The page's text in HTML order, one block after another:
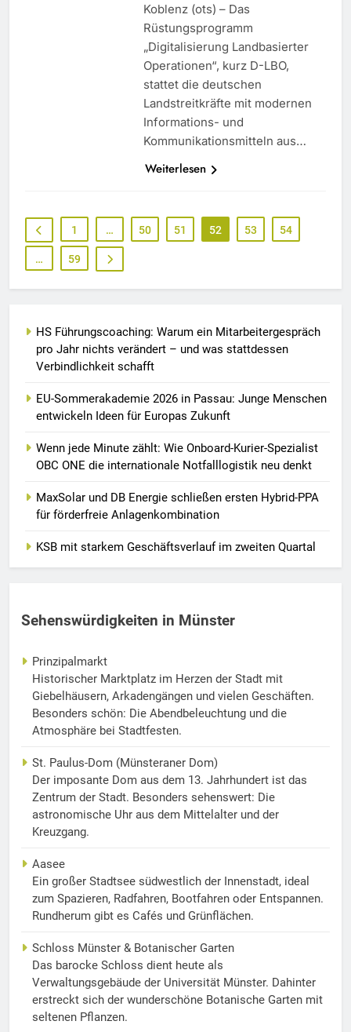
Koblenz (ots) – Das
Rüstungsprogramm
„Digitalisierung Landbasierter
Operationen“, kurz D-LBO,
stattet die deutschen
Landstreitkräfte mit modernen
Informations- und
Kommunikationsmitteln aus…
Weiterlesen
1 … 50 51 52 53 54
… 59
HS Führungscoaching: Warum ein Mitarbeitergespräch
pro Jahr nichts verändert – und was stattdessen
Verbindlichkeit schafft
EU-Sommerakademie 2026 in Passau: Junge Menschen
entwickeln Ideen für Europas Zukunft
Wenn jede Minute zählt: Wie Onboard-Kurier-Spezialist
OBC ONE die internationale Notfalllogistik neu denkt
MaxSolar und DB Energie schließen ersten Hybrid-PPA
für förderfreie Anlagenkombination
KSB mit starkem Geschäftsverlauf im zweiten Quartal
Sehenswürdigkeiten in Münster
Prinzipalmarkt
Historischer Marktplatz im Herzen der Stadt mit
Giebelhäusern, Arkadengängen und vielen Geschäften.
Besonders schön: Die Abendbeleuchtung und die
Atmosphäre bei Stadtfesten.
St. Paulus-Dom (Münsteraner Dom)
Der imposante Dom aus dem 13. Jahrhundert ist das
Zentrum der Stadt. Besonders sehenswert: Die
astronomische Uhr aus dem Mittelalter und der
Kreuzgang.
Aasee
Ein großer Stadtsee südwestlich der Innenstadt, ideal
zum Spazieren, Radfahren, Bootfahren oder Entspannen.
Rundherum gibt es Cafés und Grünflächen.
Schloss Münster & Botanischer Garten
Das barocke Schloss dient heute als
Verwaltungsgebäude der Universität Münster. Dahinter
erstreckt sich der wunderschöne Botanische Garten mit
seltenen Pflanzen.